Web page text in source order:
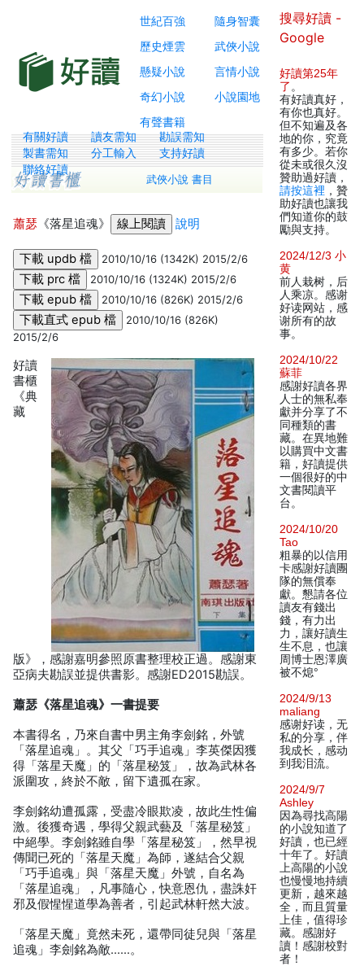
世紀百強
隨身智囊
歷史煙雲
武俠小說
懸疑小說
言情小說
奇幻小說
小說園地
有聲書籍
有關好讀 讀友需知
勘誤需知
製書需知
分工輸入
支持好讀
聯絡好讀
武俠小說 書目
蕭瑟 《落星追魂》 說明
2010/10/16 (1342K) 2015/2/6
2010/10/16 (1324K) 2015/2/6
2010/10/16 (826K) 2015/2/6
2010/10/16 (826K)
2015/2/6
好讀
書櫃
《典
藏
版》，感謝嘉明參照原書整理校正過。感謝東
亞病夫勘誤並提供書影。感謝ED2015勘誤。
蕭瑟《落星追魂》一書提要
本書得名，乃來自書中男主角李劍銘，外號
「落星追魂」。其父「巧手追魂」李英傑因獲
得「落星天魔」的「落星秘笈」，故為武林各
派圍攻，終於不敵，留下遺孤在家。
李劍銘幼遭孤露，受盡冷眼欺凌，故此生性偏
激。後獲奇遇，學得父親武藝及「落星秘笈」
中絕學。李劍銘雖自學「落星秘笈」，然早視
傳聞已死的「落星天魔」為師，遂結合父親
「巧手追魂」與「落星天魔」外號，自名為
「落星追魂」，凡事隨心，快意恩仇，盡誅奸
邪及假惺惺道學為善者，引起武林軒然大波。
「落星天魔」竟然未死，還帶同徒兒與「落星
追魂」李劍銘為敵……。
搜尋好讀 -
Google
好讀第25年
了 。
有好讀真好，
有你也真好。
但不知遍及各
地的你，究竟
有多少。若你
從未或很久沒
贊助過好讀，
請按這裡 ，贊
助好讀也讓我
們知道你的鼓
勵與支持。
2024/12/3 小
黄
前人栽树，后
人乘凉。感谢
好读网站，感
谢所有的故
事。
2024/10/22
蘇菲
感謝好讀各界
人士的無私奉
獻并分享了不
同種類的書
藏。在異地難
以購買中文書
籍，好讀提供
一個很好的中
文書閱讀平
台。
2024/10/20
Tao
粗暴的以信用
卡感謝好讀團
隊的無償奉
獻。懇請各位
讀友有錢出
錢，有力出
力，讓好讀生
生不息，也讓
周博士恩澤廣
被不熄°
2024/9/13
maliang
感谢好读，无
私的分享，伴
我成长，感动
到我泪流。
2024/9/7
Ashley
因為尋找高陽
的小說知道了
好讀，也已經
十年了。好讀
上高陽的小說
也慢慢地持續
更新，越來越
全，而且質量
上佳，值得珍
藏。感謝好
讀！感謝校對
者！